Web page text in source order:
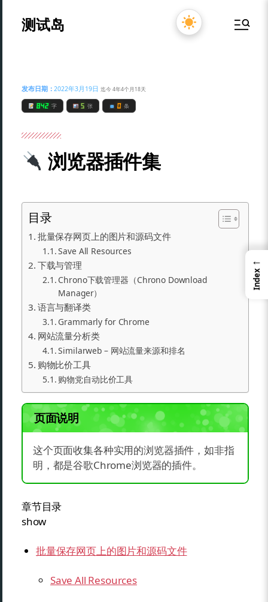
测试岛
发布日期：2022年3月19日 迄今 4年4个月18天
842 字 5 张 0 条
浏览器插件集
目录
批量保存网页上的图片和源码文件
Save All Resources
下载与管理
Chrono下载管理器（Chrono Download
Manager）
语言与翻译类
Grammarly for Chrome
网站流量分析类
Similarweb – 网站流量来源和排名
购物比价工具
购物党自动比价工具
页面说明
这个页面收集各种实用的浏览器插件，如非指
明，都是谷歌Chrome浏览器的插件。
章节目录
show
批量保存网页上的图片和源码文件
Save All Resources
←
Index